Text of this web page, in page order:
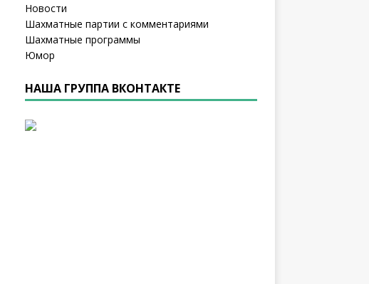
Новости
Шахматные партии с комментариями
Шахматные программы
Юмор
НАША ГРУППА ВКОНТАКТЕ